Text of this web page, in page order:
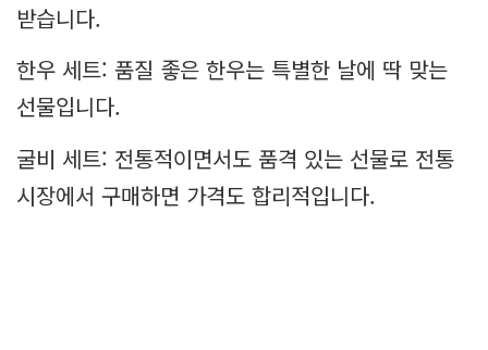
받습니다.
한우 세트: 품질 좋은 한우는 특별한 날에 딱 맞는
선물입니다.
굴비 세트: 전통적이면서도 품격 있는 선물로 전통
시장에서 구매하면 가격도 합리적입니다.